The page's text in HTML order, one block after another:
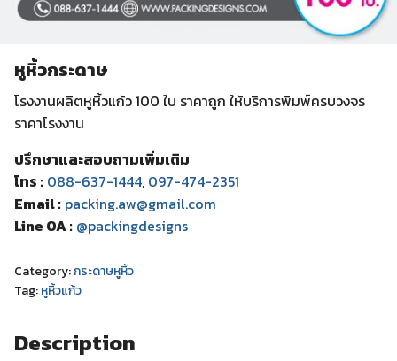
หูหิ้วกระดาษ
โรงงานผลิตหูหิ้วแก้ว 100 ใบ ราคาถูก ให้บริการพิมพ์ครบวงจร
ราคาโรงงาน
ปรึกษาและสอบถามเพิ่มเติม
โทร : 088-637-1444, 097-474-2351
Email : packing.aw@gmail.com
Line OA : @packingdesigns
Category:กระดาษหูหิ้ว
Tag:หูหิ้วแก้ว
Description